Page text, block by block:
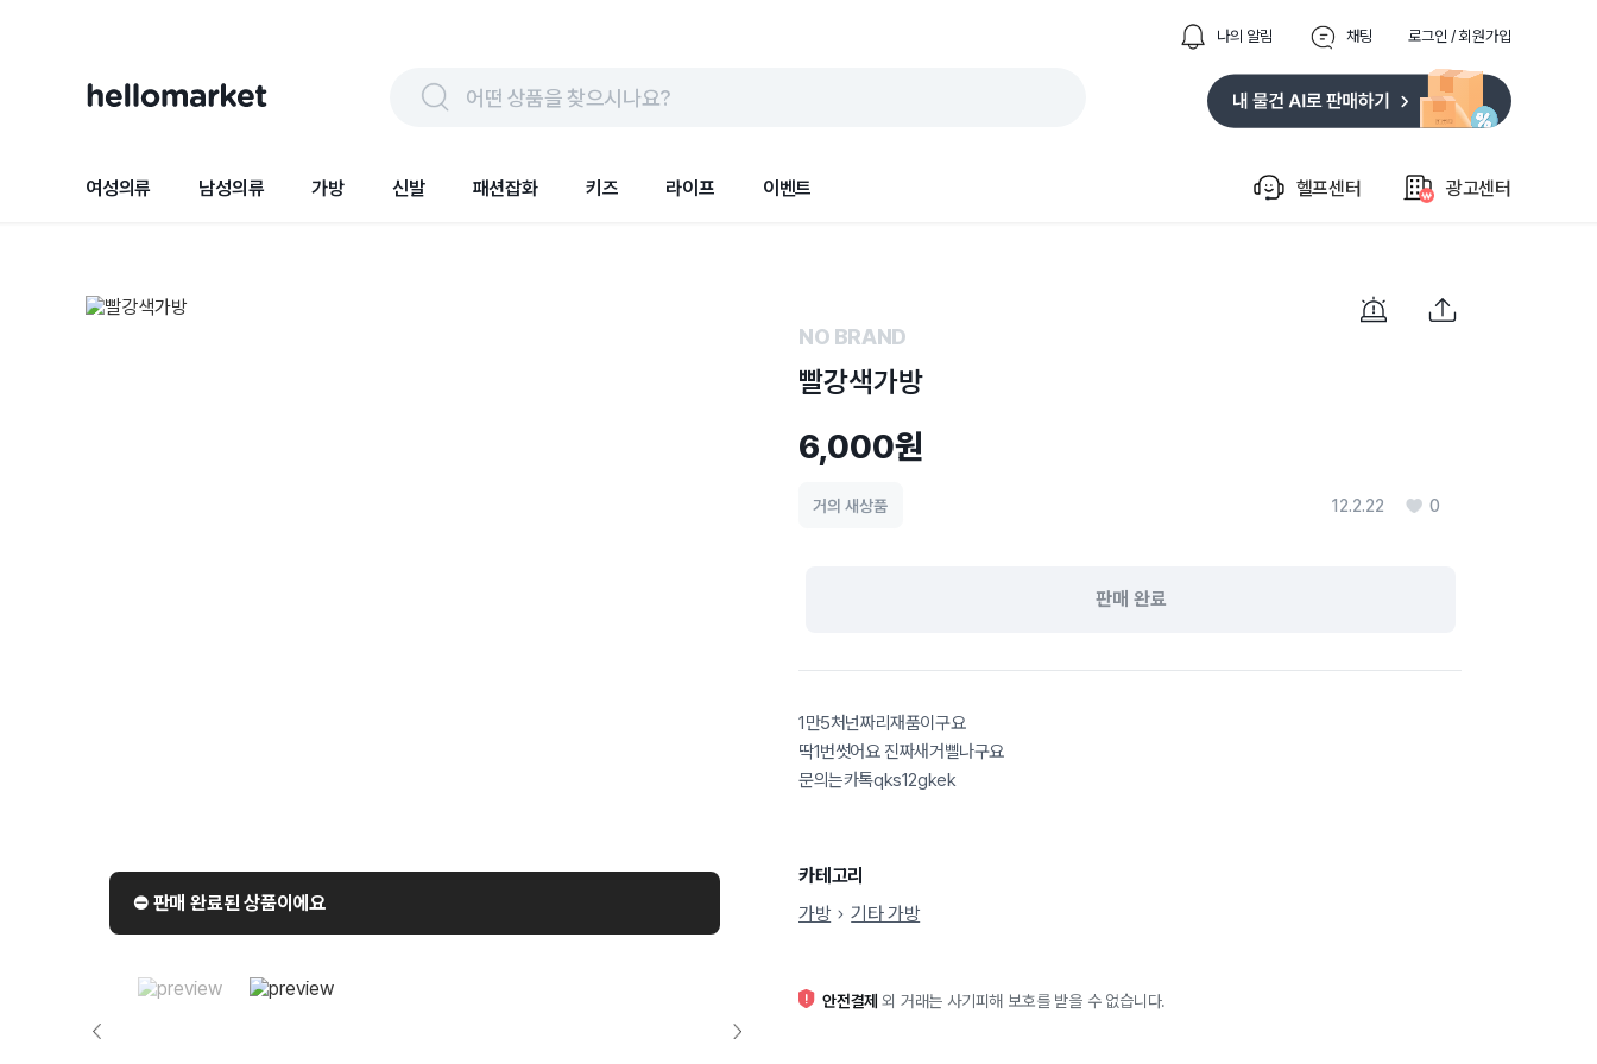
나의 알림 채팅 로그인 / 회원가입
어떤 상품을 찾으시나요?
여성의류 남성의류 가방 신발 패션잡화 키즈 라이프 이벤트 헬프센터 광고센터
⛔️ 판매 완료된 상품이에요
NO BRAND
빨강색가방
6,000원
12.2.22 0
거의 새상품
판매 완료
1만5처넌짜리재품이구요
딱1번썻어요 진짜새거삘나구요
문의는카톡qks12gkek
카테고리
가방
기타 가방
안전결제 외 거래는 사기피해 보호를 받을 수 없습니다.